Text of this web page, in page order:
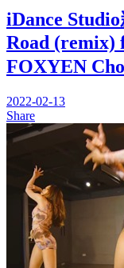
iDance
Road (remix)
FOXYEN
2022-02-13
Share